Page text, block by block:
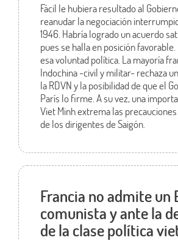
Fácil le hubiera resultado al
reanudar la negociación
1946. Habría logrado un acuerdo
pues se halla en posición
esa voluntad política. La mayoría
Indochina -civil y militar- rechaza
la RDVN y la posibilidad de que el
París lo firme. A su vez, una
Viet Minh extrema las
de los dirigentes de Saigón.
Francia no admite un
comunista y ante la
de la clase política